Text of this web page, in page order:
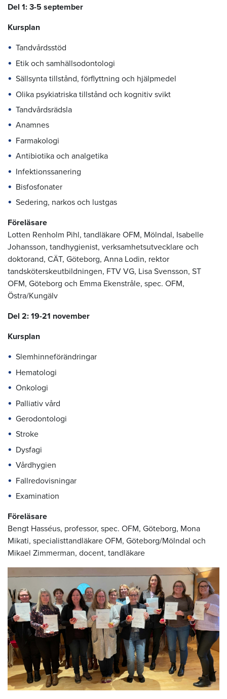
Del 1: 3-5 september
Kursplan
Tandvårdsstöd
Etik och samhällsodontologi
Sällsynta tillstånd, förflyttning och hjälpmedel
Olika psykiatriska tillstånd och kognitiv svikt
Tandvårdsrädsla
Anamnes
Farmakologi
Antibiotika och analgetika
Infektionssanering
Bisfosfonater
Sedering, narkos och lustgas
Föreläsare
Lotten Renholm Pihl, tandläkare OFM, Mölndal, Isabelle
Johansson, tandhygienist, verksamhetsutvecklare och
doktorand, CÄT, Göteborg, Anna Lodin, rektor
tandsköterskeutbildningen, FTV VG, Lisa Svensson, ST
OFM, Göteborg och Emma Ekenstråle, spec. OFM,
Östra/Kungälv
Del 2: 19-21 november
Kursplan
Slemhinneförändringar
Hematologi
Onkologi
Palliativ vård
Gerodontologi
Stroke
Dysfagi
Vårdhygien
Fallredovisningar
Examination
Föreläsare
Bengt Hasséus, professor, spec. OFM, Göteborg, Mona
Mikati, specialisttandläkare OFM, Göteborg/Mölndal och
Mikael Zimmerman, docent, tandläkare